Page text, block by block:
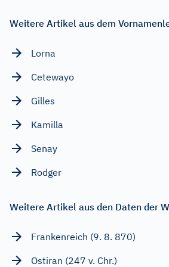
Weitere Artikel aus dem
Lorna
Cetewayo
Gilles
Kamilla
Senay
Rodger
Weitere Artikel aus den Daten der
Frankenreich (9. 8. 870)
Ostiran (247 v. Chr.)